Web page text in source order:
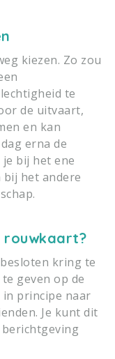
kiezen. Zo zou
te
de uitvaart,
en kan
erna de
bij het ene
het andere
kring te
geven op de
principe naar
Je kunt dit